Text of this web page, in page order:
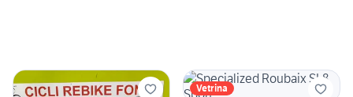
Vetrina